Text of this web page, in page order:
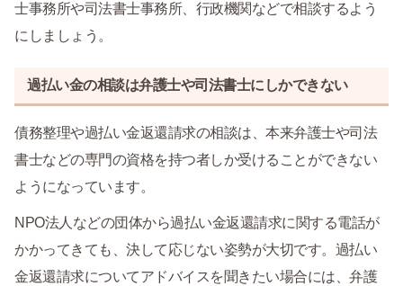
士事務所や司法書士事務所、行政機関などで相談するよう
にしましょう。
過払い金の相談は弁護士や司法書士にしかできない
債務整理や過払い金返還請求の相談は、本来弁護士や司法
書士などの専門の資格を持つ者しか受けることができない
ようになっています。
NPO法人などの団体から過払い金返還請求に関する電話が
かかってきても、決して応じない姿勢が大切です。過払い
金返還請求についてアドバイスを聞きたい場合には、弁護